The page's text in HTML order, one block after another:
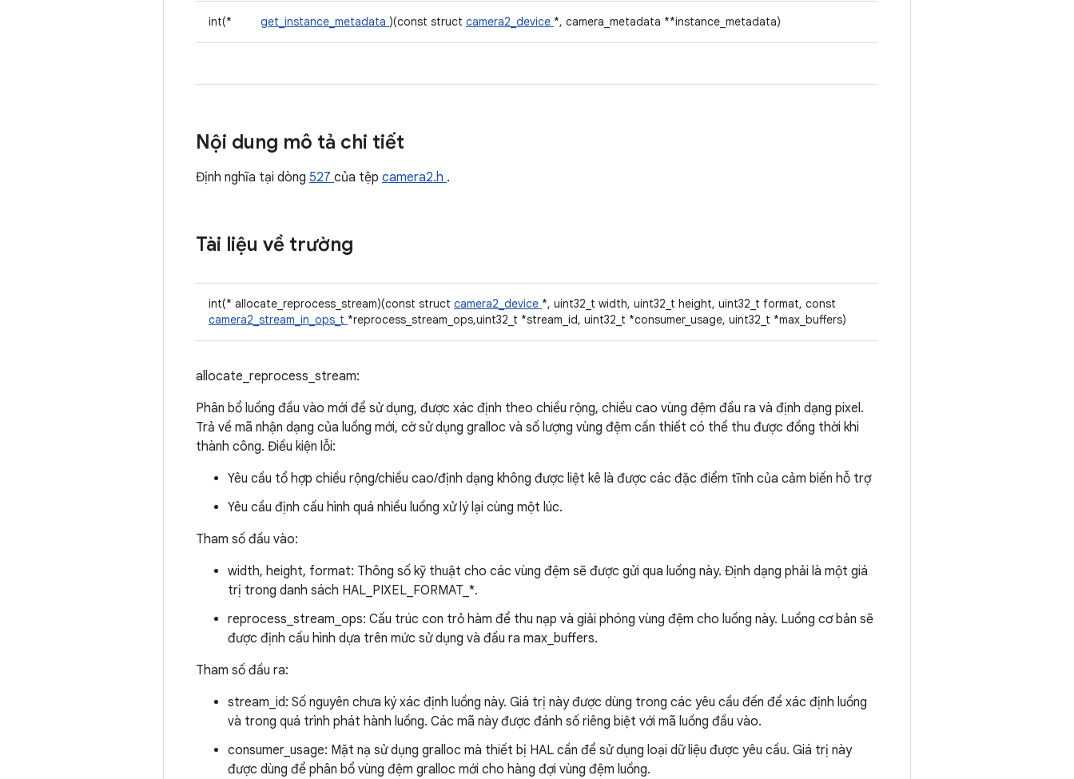
int(* get_instance_metadata )(const struct camera2_device *, camera_metadata **instance_metadata)
Nội dung mô tả chi tiết
Định nghĩa tại dòng 527 của tệp camera2.h .
Tài liệu về trường
int(* allocate_reprocess_stream)(const struct camera2_device *, uint32_t width, uint32_t height, uint32_t format, const
camera2_stream_in_ops_t *reprocess_stream_ops,uint32_t *stream_id, uint32_t *consumer_usage, uint32_t *max_buffers)
allocate_reprocess_stream:
Phân bổ luồng đầu vào mới để sử dụng, được xác định theo chiều rộng, chiều cao vùng đệm đầu ra và định dạng pixel.
Trả về mã nhận dạng của luồng mới, cờ sử dụng gralloc và số lượng vùng đệm cần thiết có thể thu được đồng thời khi
thành công. Điều kiện lỗi:
Yêu cầu tổ hợp chiều rộng/chiều cao/định dạng không được liệt kê là được các đặc điểm tĩnh của cảm biến hỗ trợ
Yêu cầu định cấu hình quá nhiều luồng xử lý lại cùng một lúc.
Tham số đầu vào:
width, height, format: Thông số kỹ thuật cho các vùng đệm sẽ được gửi qua luồng này. Định dạng phải là một giá
trị trong danh sách HAL_PIXEL_FORMAT_*.
reprocess_stream_ops: Cấu trúc con trỏ hàm để thu nạp và giải phóng vùng đệm cho luồng này. Luồng cơ bản sẽ
được định cấu hình dựa trên mức sử dụng và đầu ra max_buffers.
Tham số đầu ra:
stream_id: Số nguyên chưa ký xác định luồng này. Giá trị này được dùng trong các yêu cầu đến để xác định luồng
và trong quá trình phát hành luồng. Các mã này được đánh số riêng biệt với mã luồng đầu vào.
consumer_usage: Mặt nạ sử dụng gralloc mà thiết bị HAL cần để sử dụng loại dữ liệu được yêu cầu. Giá trị này
được dùng để phân bổ vùng đệm gralloc mới cho hàng đợi vùng đệm luồng.